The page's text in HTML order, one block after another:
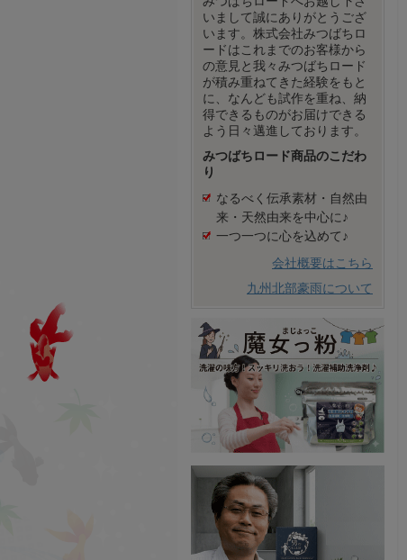
いまして誠にありがとうござ
います。株式会社みつばちロ
ードはこれまでのお客様から
の意見と我々みつばちロード
が積み重ねてきた経験をもと
に、なんども試作を重ね、納
得できるものがお届けできる
よう日々邁進しております。
みつばちロード商品のこだわ
り
なるべく伝承素材・自然由
来・天然由来を中心に♪
一つ一つに心を込めて♪
会社概要はこちら
九州北部豪雨について